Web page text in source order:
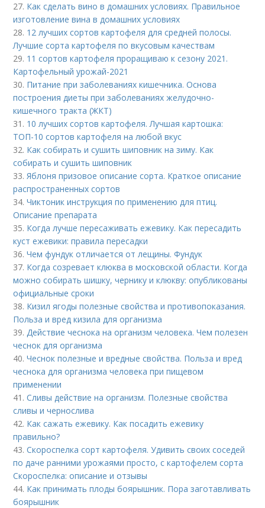
27. Как сделать вино в домашних условиях. Правильное
изготовление вина в домашних условиях
28. 12 лучших сортов картофеля для средней полосы.
Лучшие сорта картофеля по вкусовым качествам
29. 11 сортов картофеля проращиваю к сезону 2021.
Картофельный урожай-2021
30. Питание при заболеваниях кишечника. Основа
построения диеты при заболеваниях желудочно-
кишечного тракта (ЖКТ)
31. 10 лучших сортов картофеля. Лучшая картошка:
ТОП-10 сортов картофеля на любой вкус
32. Как собирать и сушить шиповник на зиму. Как
собирать и сушить шиповник
33.Яблоня призовое описание сорта. Краткое описание
распространенных сортов
34.Чиктоник инструкция по применению для птиц.
Описание препарата
35. Когда лучше пересаживать ежевику. Как пересадить
куст ежевики: правила пересадки
36.Чем фундук отличается от лещины. Фундук
37. Когда созревает клюква в московской области. Когда
можно собирать шишку, чернику и клюкву: опубликованы
официальные сроки
38. Кизил ягоды полезные свойства и противопоказания.
Польза и вред кизила для организма
39.Действие чеснока на организм человека. Чем полезен
чеснок для организма
40.Чеснок полезные и вредные свойства. Польза и вред
чеснока для организма человека при пищевом
применении
41.Сливы действие на организм. Полезные свойства
сливы и чернослива
42. Как сажать ежевику. Как посадить ежевику
правильно?
43.Скороспелка сорт картофеля. Удивить своих соседей
по даче ранними урожаями просто, с картофелем сорта
Скороспелка: описание и отзывы
44. Как принимать плоды боярышник. Пора заготавливать
боярышник